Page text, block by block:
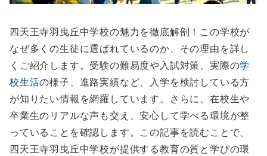
四天王寺羽曳丘中学校の魅力を徹底解剖！この学校が
なぜ多くの生徒に選ばれているのか、その理由を詳し
くご紹介します。受験の難易度や入試対策、実際の学
校生活の様子、進路実績など、入学を検討している方
が知りたい情報を網羅しています。さらに、在校生や
卒業生のリアルな声も交え、安心して学べる環境が整
っていることを確認します。この記事を読むことで、
四天王寺羽曳丘中学校が提供する教育の質と学びの環